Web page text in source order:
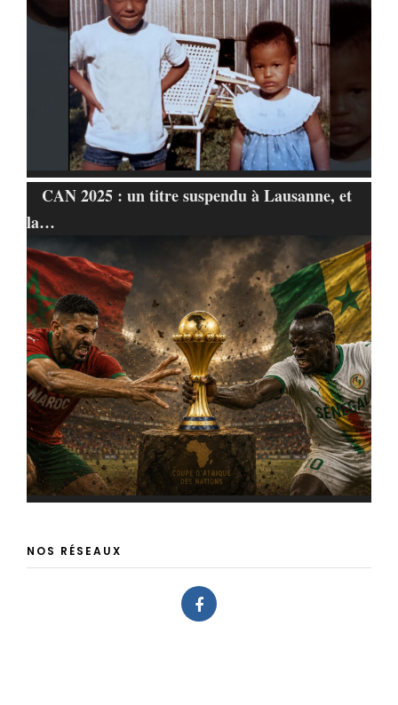
CAN 2025 : un titre suspendu à Lausanne, et
la…
NOS RÉSEAUX